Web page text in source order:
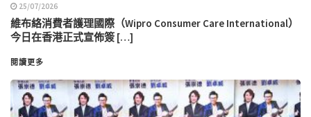
25/07/2026
維布絡消費者護理國際（Wipro Consumer Care International）
今日在香港正式宣佈簽 […]
閱讀更多